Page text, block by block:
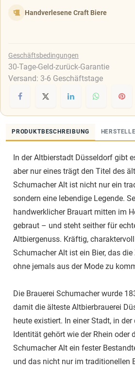
Handverlesene Craft Biere
Geschäftsbedingungen
30-Tage-Geld-zurück-Garantie
Versand: 3-6 Geschäftstage
PRODUKTBESCHREIBUNG
In der Altbierstadt Düsseldorf gibt
aber nur eines trägt den Titel des
Schumacher Alt ist nicht nur ein
sondern eine lebendige Legende.
handwerklicher Brauart mitten im
gebraut – und steht seither für
Altbiergenuss. Kräftig,
Schumacher Alt ist ein Bier, das
ohne jemals aus der Mode zu
Die Brauerei Schumacher wurde
damit die älteste Altbierbrauerei
heute existiert. In einer Stadt, in
Identität gehört wie der Rhein oder
Schumacher Alt ein fester
und das nicht nur im traditionellen